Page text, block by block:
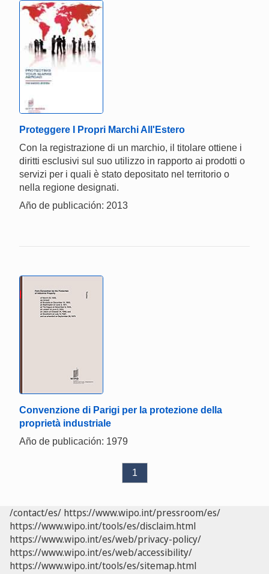
Proteggere I Propri Marchi All'Estero
Con la registrazione di un marchio, il titolare ottiene i
diritti esclusivi sul suo utilizzo in rapporto ai prodotti o
servizi per i quali è stato depositato nel territorio o
nella regione designati.
Año de publicación: 2013
Convenzione di Parigi per la protezione della
proprietà industriale
Año de publicación: 1979
1
/contact/es/ https://www.wipo.int/pressroom/es/
https://www.wipo.int/tools/es/disclaim.html
https://www.wipo.int/es/web/privacy-policy/
https://www.wipo.int/es/web/accessibility/
https://www.wipo.int/tools/es/sitemap.html